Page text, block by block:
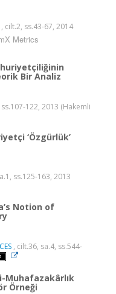
, cilt.2, ss.43-67, 2014
Metrics
Bir Analiz
122, 2013 (Hakemli
‘Özgürlük’
ss.125-163, 2013
Notion of
, cilt.36, sa.4, ss.544-
Muhafazakârlık
Örneği